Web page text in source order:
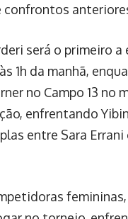
será o primeiro
às 1h da manhã,
no Campo 13
enfrentando
entre Sara